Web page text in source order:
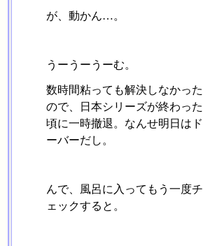
が、動かん…。
うーうーうーむ。
数時間粘っても解決しなかった
ので、日本シリーズが終わった
頃に一時撤退。なんせ明日はド
ーバーだし。
んで、風呂に入ってもう一度チ
ェックすると。